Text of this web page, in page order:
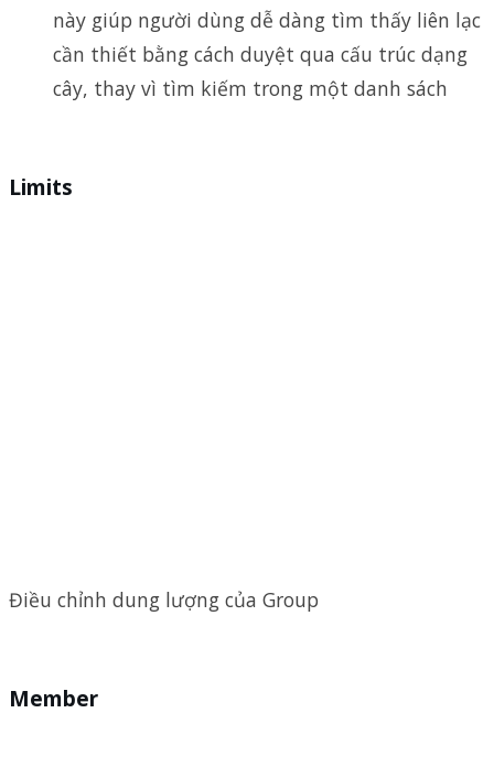
này giúp người dùng dễ dàng tìm thấy liên lạc
cần thiết bằng cách duyệt qua cấu trúc dạng
cây, thay vì tìm kiếm trong một danh sách
Limits
Điều chỉnh dung lượng của Group
Member